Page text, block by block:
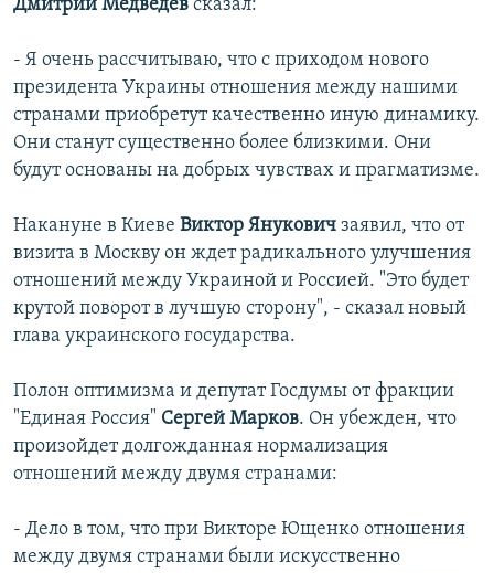
Дмитрий Медведев сказал:
- Я очень рассчитываю, что с приходом нового
президента Украины отношения между нашими
странами приобретут качественно иную динамику.
Они станут существенно более близкими. Они
будут основаны на добрых чувствах и прагматизме.
Накануне в Киеве Виктор Янукович заявил, что от
визита в Москву он ждет радикального улучшения
отношений между Украиной и Россией. "Это будет
крутой поворот в лучшую сторону", - сказал новый
глава украинского государства.
Полон оптимизма и депутат Госдумы от фракции
"Единая Россия" Сергей Марков. Он убежден, что
произойдет долгожданная нормализация
отношений между двумя странами:
- Дело в том, что при Викторе Ющенко отношения
между двумя странами были искусственно